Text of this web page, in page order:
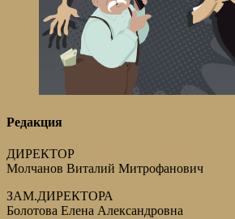
Редакция
ДИРЕКТОР
Молчанов Виталий Митрофанович
ЗАМ.ДИРЕКТОРА
Болотова Елена Александровна